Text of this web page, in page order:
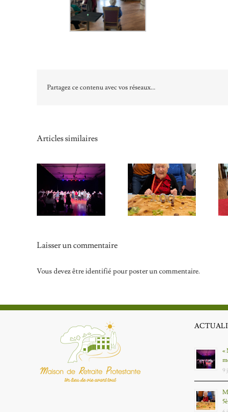
Partagez ce contenu avec vos réseaux...
Articles similaires
soufflé ses 100
bougies : la 5ème
centenaire de la
MRP !
Un 25 décembre à
la MRP
Laisser un commentaire
Vous devez êtreidentifié pour poster un commentaire.
«
9